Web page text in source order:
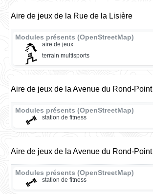
Aire de jeux de la Rue de la Lisière
Modules présents (OpenStreetMap)
aire de jeux
terrain multisports
Aire de jeux de la Avenue du Rond-Point
Modules présents (OpenStreetMap)
station de fitness
Aire de jeux de la Avenue du Rond-Point
Modules présents (OpenStreetMap)
station de fitness